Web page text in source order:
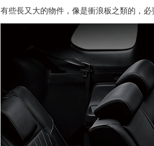
有些長又大的物件，像是衝浪板之類的，必